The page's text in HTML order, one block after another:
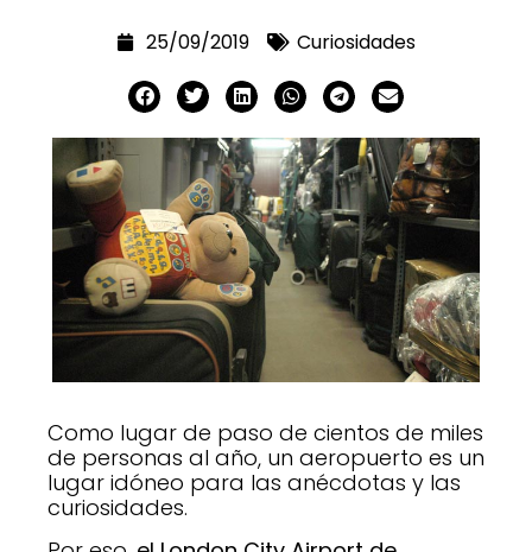
25/09/2019 Curiosidades
Como lugar de paso de cientos de miles
de personas al año, un aeropuerto es un
lugar idóneo para las anécdotas y las
curiosidades.